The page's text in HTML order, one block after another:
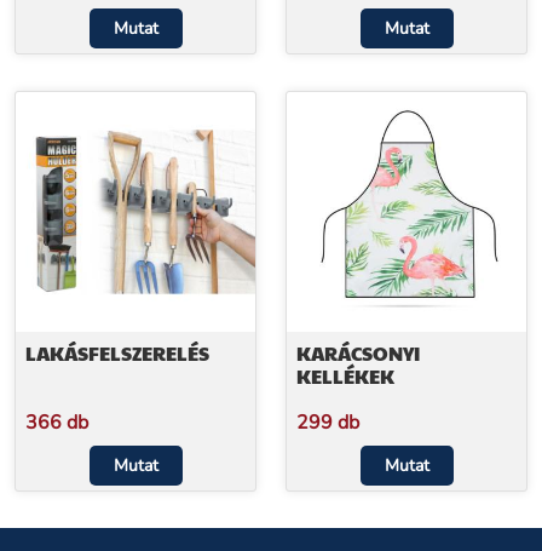
Mutat Mutat
LAKÁSFELSZERELÉS
366 db
Mutat
KARÁCSONYI
KELLÉKEK
299 db
Mutat